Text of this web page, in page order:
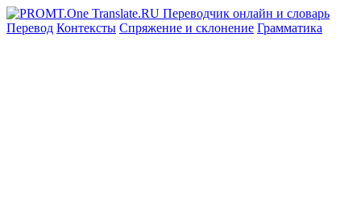
Перевод Контексты Спряжение и склонение Грамматика